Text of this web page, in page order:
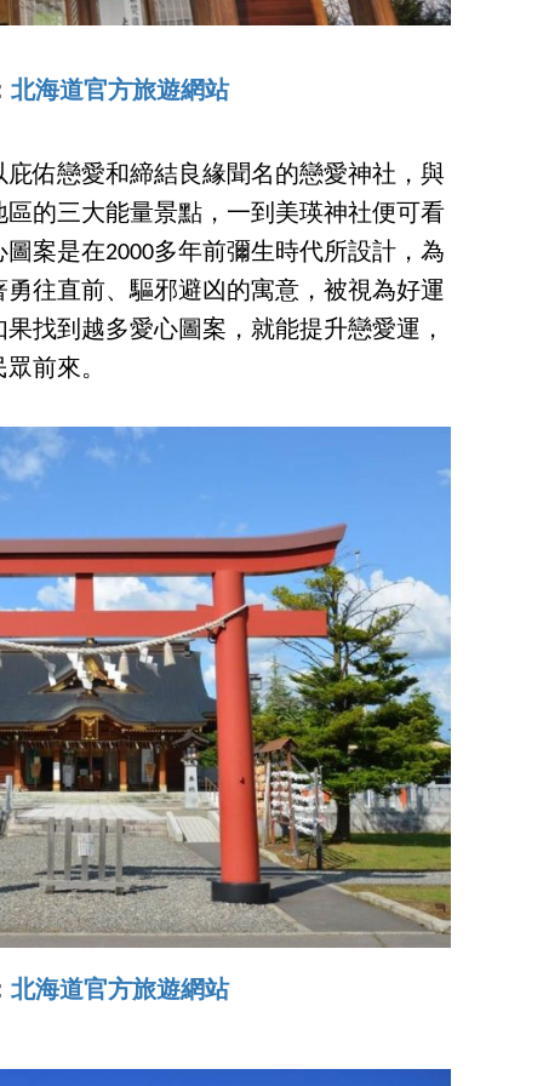
北海道官方旅遊網站
佑戀愛和締結良緣聞名的戀愛神社，與
的三大能量景點，一到美瑛神社便可看
案是在2000多年前彌生時代所設計，為
往直前、驅邪避凶的寓意，被視為好運
找到越多愛心圖案，就能提升戀愛運，
前來。
北海道官方旅遊網站